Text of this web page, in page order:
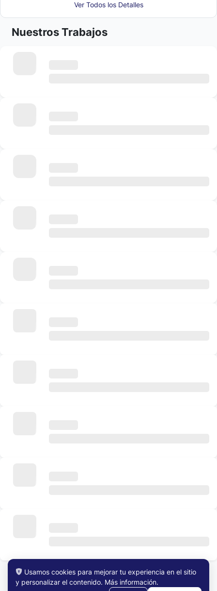
Ver Todos los Detalles
Nuestros Trabajos
Usamos cookies para mejorar tu experiencia en el sitio
y personalizar el contenido. Más información.